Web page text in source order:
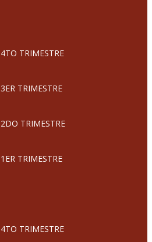
4TO TRIMESTRE
3ER TRIMESTRE
2DO TRIMESTRE
1ER TRIMESTRE
4TO TRIMESTRE